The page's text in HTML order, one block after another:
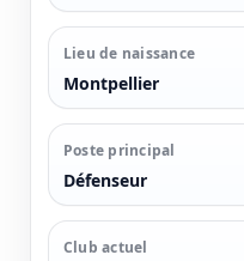
Lieu de naissance
Montpellier
Poste principal
Défenseur
Club actuel